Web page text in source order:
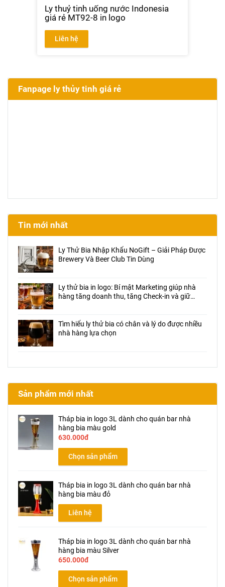
Ly thuỷ tinh uống nước Indonesia
giá rẻ MT92-8 in logo
Liên hệ
Fanpage ly thủy tinh giá rẻ
Tin mới nhất
Ly Thử Bia Nhập Khẩu NoGift – Giải Pháp Được
Brewery Và Beer Club Tin Dùng
Ly thử bia in logo: Bí mật Marketing giúp nhà
hàng tăng doanh thu, tăng Check-in và giữ
Tìm hiểu ly thử bia có chân và lý do được nhiều
nhà hàng lựa chọn
Sản phẩm mới nhất
Tháp bia in logo 3L dành cho quán bar nhà
hàng bia màu gold
630.000đ
Chọn sản phẩm
Tháp bia in logo 3L dành cho quán bar nhà
hàng bia màu đỏ
Liên hệ
Tháp bia in logo 3L dành cho quán bar nhà
hàng bia màu Silver
650.000đ
Chọn sản phẩm